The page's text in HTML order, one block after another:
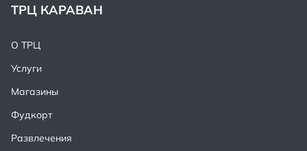
ТРЦ КАРАВАН
О ТРЦ
Услуги
Магазины
Фудкорт
Развлечения